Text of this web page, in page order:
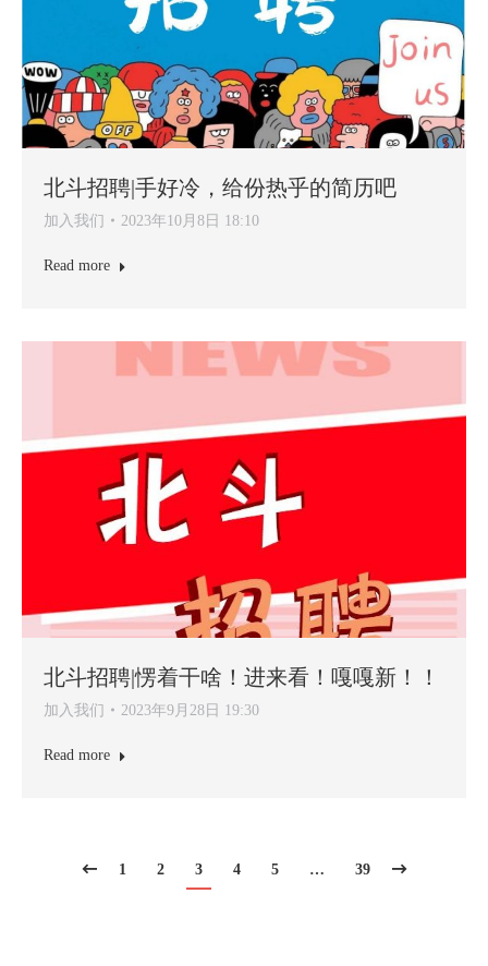
北斗招聘|手好冷，给份热乎的简历吧
加入我们 2023年10月8日 18:10
Read more
北斗招聘|愣着干啥！进来看！嘎嘎新！！
加入我们 2023年9月28日 19:30
Read more
1 2 3 4 5 … 39